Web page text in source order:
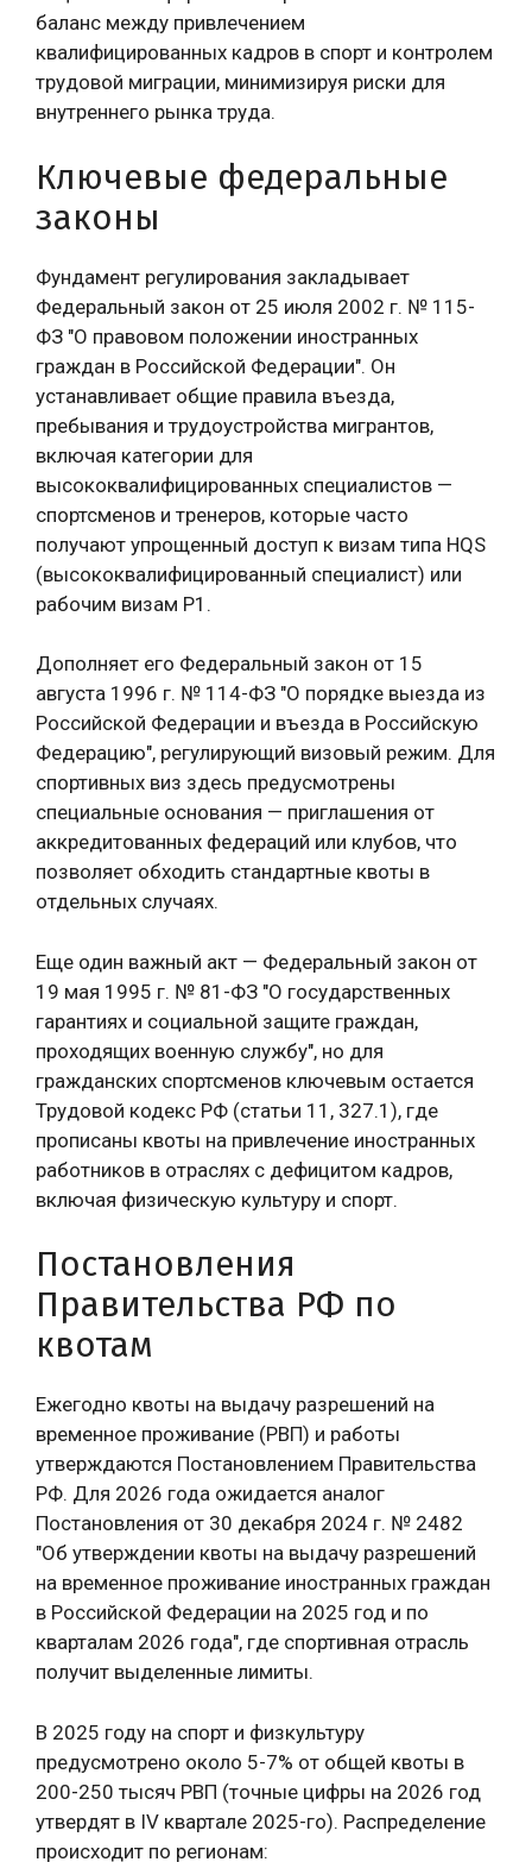
баланс между привлечением
квалифицированных кадров в спорт и контролем
трудовой миграции, минимизируя риски для
внутреннего рынка труда.
Ключевые федеральные
законы
Фундамент регулирования закладывает
Федеральный закон от 25 июля 2002 г. № 115-
ФЗ "О правовом положении иностранных
граждан в Российской Федерации". Он
устанавливает общие правила въезда,
пребывания и трудоустройства мигрантов,
включая категории для
высококвалифицированных специалистов —
спортсменов и тренеров, которые часто
получают упрощенный доступ к визам типа HQS
(высококвалифицированный специалист) или
рабочим визам Р1.
Дополняет его Федеральный закон от 15
августа 1996 г. № 114-ФЗ "О порядке выезда из
Российской Федерации и въезда в Российскую
Федерацию", регулирующий визовый режим. Для
спортивных виз здесь предусмотрены
специальные основания — приглашения от
аккредитованных федераций или клубов, что
позволяет обходить стандартные квоты в
отдельных случаях.
Еще один важный акт — Федеральный закон от
19 мая 1995 г. № 81-ФЗ "О государственных
гарантиях и социальной защите граждан,
проходящих военную службу", но для
гражданских спортсменов ключевым остается
Трудовой кодекс РФ (статьи 11, 327.1), где
прописаны квоты на привлечение иностранных
работников в отраслях с дефицитом кадров,
включая физическую культуру и спорт.
Постановления
Правительства РФ по
квотам
Ежегодно квоты на выдачу разрешений на
временное проживание (РВП) и работы
утверждаются Постановлением Правительства
РФ. Для 2026 года ожидается аналог
Постановления от 30 декабря 2024 г. № 2482
"Об утверждении квоты на выдачу разрешений
на временное проживание иностранных граждан
в Российской Федерации на 2025 год и по
кварталам 2026 года", где спортивная отрасль
получит выделенные лимиты.
В 2025 году на спорт и физкультуру
предусмотрено около 5-7% от общей квоты в
200-250 тысяч РВП (точные цифры на 2026 год
утвердят в IV квартале 2025-го). Распределение
происходит по регионам: